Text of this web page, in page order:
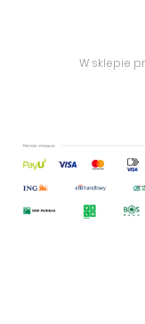
W sklepie